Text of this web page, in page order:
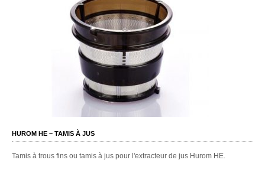
HUROM HE – TAMIS À JUS
Tamis à trous fins ou tamis à jus pour l'extracteur de jus Hurom HE.